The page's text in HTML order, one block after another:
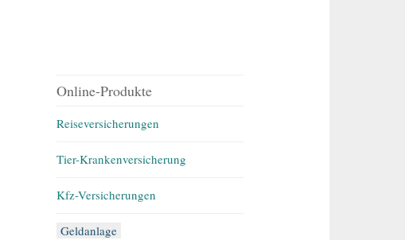
Online-Produkte
Reiseversicherungen
Tier-Krankenversicherung
Kfz-Versicherungen
Geldanlage